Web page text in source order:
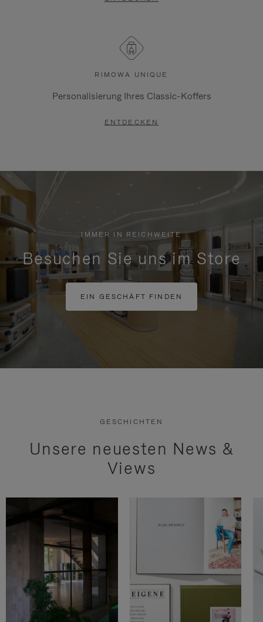
RIMOWA UNIQUE
Personalisierung Ihres Classic-Koffers
ENTDECKEN
IMMER IN REICHWEITE
Besuchen Sie uns im Store
EIN GESCHÄFT FINDEN
GESCHICHTEN
Unsere neuesten News &
Views